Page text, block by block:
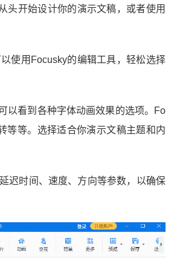
头开始设计你的演示文稿，或者使用
使用Focusky的编辑工具，轻松选择
以看到各种字体动画效果的选项。Fo
等等。选择适合你演示文稿主题和内
迟时间、速度、方向等参数，以确保